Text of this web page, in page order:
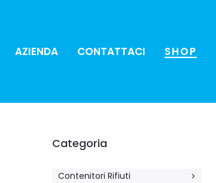
AZIENDA CONTATTACI SHOP
Categoria
Contenitori Rifiuti >